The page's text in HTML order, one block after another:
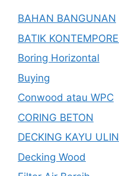
BAHAN BANGUNAN
BATIK
Boring Horizontal
Buying
Conwood atau WPC
CORING BETON
DECKING KAYU ULIN
Decking Wood